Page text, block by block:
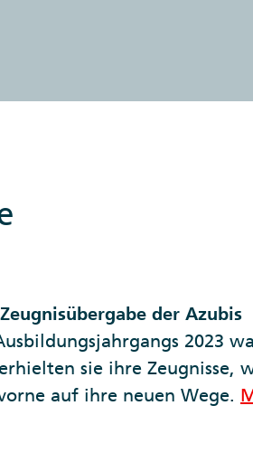
der Azubis
2023
sie ihre Zeugnisse,
auf ihre neuen Wege.